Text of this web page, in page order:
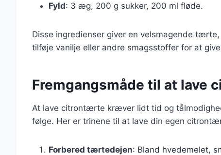
Fyld: 3 æg, 200 g sukker, 200 ml fløde.
Disse ingredienser giver en velsmagende
tilføje vanilje eller andre smagsstoffer for at
Fremgangsmåde til at lave
At lave citrontærte kræver lidt tid og
følge. Her er trinene til at lave din egen
Forbered tærtedejen: Bland hvedemelet,